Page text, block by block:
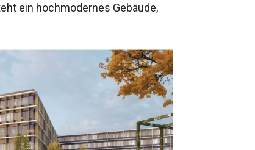
ein hochmodernes Gebäude,